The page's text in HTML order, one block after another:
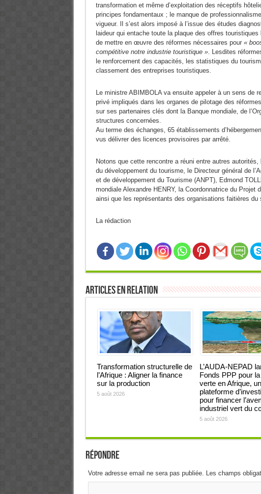
transformation et même d’exploitation des réceptifs
principes fondamentaux ; le manque de
vigueur. Il s’est alors imposé à l’issue des études
laideur qui entache toute la plaque des offres
de mettre en œuvre des réformes nécessaires pour «
compétitive notre industrie touristique ». Lesdites
le renforcement des capacités, les statistiques du
classement des entreprises touristiques.
Le ministre ABIMBOLA va ensuite appeler à un sens de
privé impliqués dans les organes de pilotage des
sur ses partenaires clés dont la Banque mondiale, de
structures concernées.
Au terme des échanges, 65 établissements
vus délivrer des licences provisoires par arrêté.
Notons que cette rencontre a réuni entre autres
du développement du tourisme, le Directeur général de
et de développement du Tourisme (ANPT), Edmond
mondiale Alexandre HENRY, la Coordonnatrice du
ainsi que les représentants des organisations faitières
La rédaction
Articles en relation
Transformation structurelle de
l’Afrique : Aligner la finance
sur la production
5 août 2026
L’AUDA-NEPAD
Fonds PPP pour
verte en Afrique,
plateforme
pour financer
industriel vert du
5 août 2026
Répondre
Votre adresse email ne sera pas publiée. Les champs